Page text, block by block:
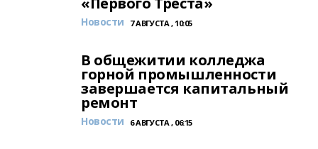
Новости 7 АВГУСТА , 10:05
В общежитии колледжа
горной промышленности
завершается капитальный
ремонт
Новости 6 АВГУСТА , 06:15